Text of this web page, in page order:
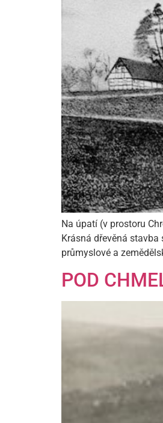
Na úpatí (v prostoru
Krásná dřevěná
průmyslové a
POD